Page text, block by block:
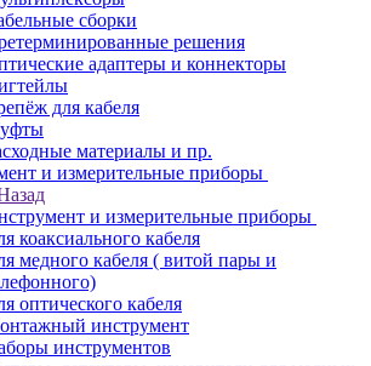
сборки
решения
адаптеры и коннекторы
для кабеля
материалы и пр.
и измерительные приборы
и измерительные приборы
коаксиального кабеля
медного кабеля ( витой пары и
оптического кабеля
инструмент
инструментов